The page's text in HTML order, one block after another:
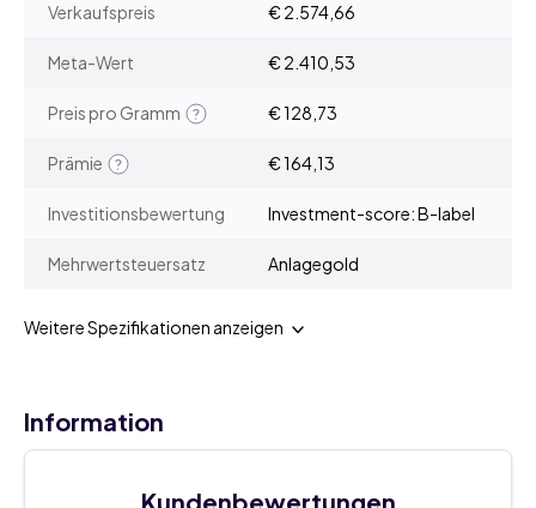
Verkaufspreis € 2.574,66
Meta-Wert € 2.410,53
Preis pro Gramm € 128,73
Prämie € 164,13
Investitionsbewertung Investment-score: B-label
Mehrwertsteuersatz Anlagegold
Weitere Spezifikationen anzeigen
Information
Kundenbewertungen